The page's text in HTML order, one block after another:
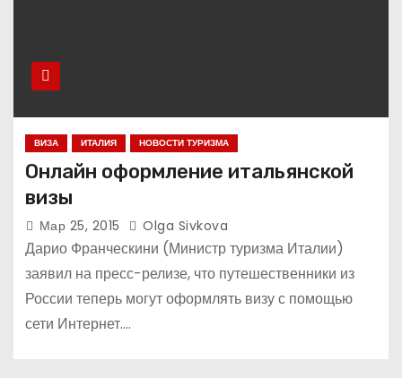
ВИЗА ИТАЛИЯ НОВОСТИ ТУРИЗМА
Онлайн оформление итальянской
визы
Мар 25, 2015 Olga Sivkova
Дарио Франческини (Министр туризма Италии)
заявил на пресс-релизе, что путешественники из
России теперь могут оформлять визу с помощью
сети Интернет.…